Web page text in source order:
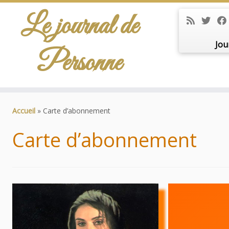
Le journal de
Personne
Accueil » Carte d’abonnement
Carte d’abonnement